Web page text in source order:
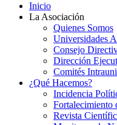
Inicio
La Asociación
Quienes Somos
Universidades
Consejo
Dirección
Comités
¿Qué Hacemos?
Incidencia
Fortalecimiento
Revista